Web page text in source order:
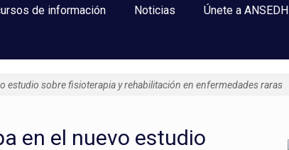
de información Noticias Únete a ANSEDH
estudio sobre fisioterapia y rehabilitación en enfermedades raras
en el nuevo estudio